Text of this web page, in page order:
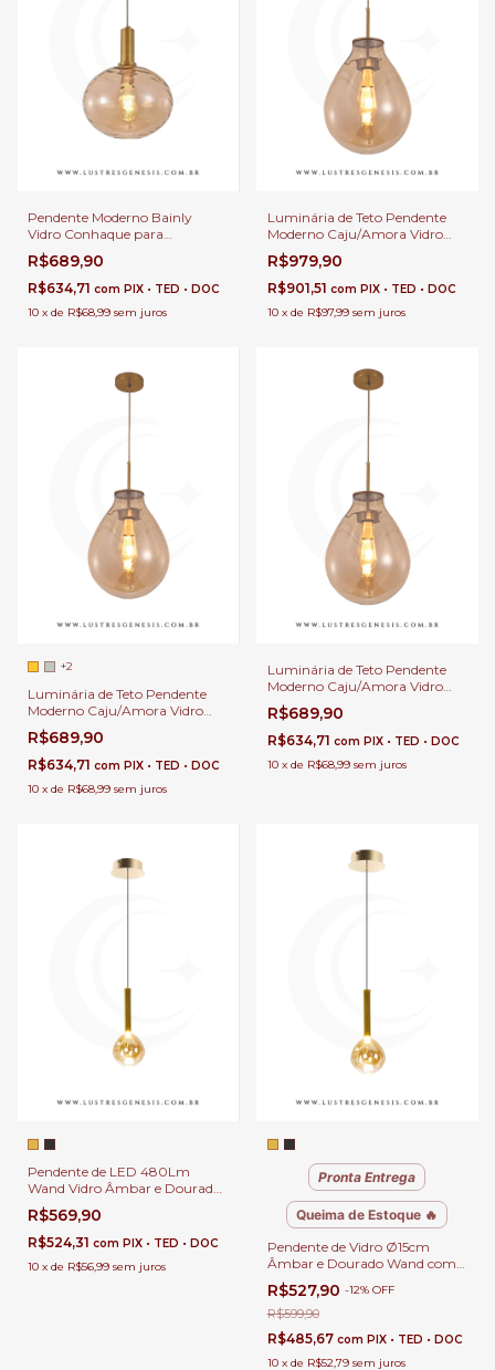
Pendente Moderno Bainly
Vidro Conhaque para
Cabeceira de Cama, Balcão de
Cozinha, Quartos, Lavabo e
Área Gourmet
R$689,90
R$634,71 com PIX • TED • DOC
10 x de R$68,99 sem juros
Luminária de Teto Pendente
Moderno Caju/Amora Vidro
Ø30x40h Conhaque Para Pé
Direito Duplo e Sala de Jantar
R$979,90
R$901,51 com PIX • TED • DOC
10 x de R$97,99 sem juros
+2
Luminária de Teto Pendente
Moderno Caju/Amora Vidro
Ø22x30cm Conhaque Para
Cabeceira de Cama e Lavabo
R$689,90
R$634,71 com PIX • TED • DOC
10 x de R$68,99 sem juros
Luminária de Teto Pendente
Moderno Caju/Amora Vidro
Ø23x30cm Conhaque Para Pé
Direito Duplo e Sala de Jantar
R$689,90
R$634,71 com PIX • TED • DOC
10 x de R$68,99 sem juros
Pendente de LED 480Lm
Wand Vidro Âmbar e Dourado
Ø12cm Para Bancadas, Mesa
de Cabeceira, Lavabos e Ilhas
R$569,90
R$524,31 com PIX • TED • DOC
10 x de R$56,99 sem juros
Pronta Entrega
Queima de Estoque 🔥
Pendente de Vidro Ø15cm
Âmbar e Dourado Wand com
LED 480Lm Para Bancadas,
Mesa de Cabeceira, Lavabos e
Ilhas
R$527,90 -12% OFF
R$599,90
R$485,67 com PIX • TED • DOC
10 x de R$52,79 sem juros